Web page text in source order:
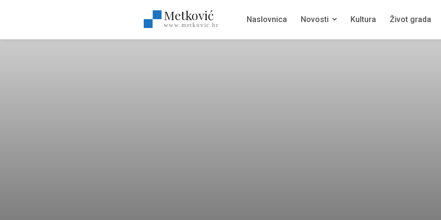
Metković
www.metkovic.hr
Naslovnica Novosti Kultura Život grada